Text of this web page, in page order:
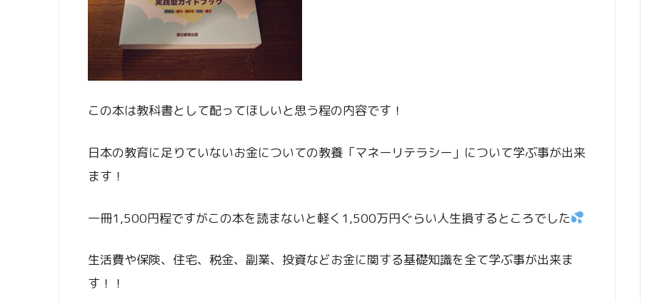
この本は教科書として配ってほしいと思う程の内容です！
日本の教育に足りていないお金についての教養「マネーリテラシー」について学ぶ事が出来
ます！
一冊1,500円程ですがこの本を読まないと軽く1,500万円ぐらい人生損するところでした
生活費や保険、住宅、税金、副業、投資などお金に関する基礎知識を全て学ぶ事が出来ま
す！！